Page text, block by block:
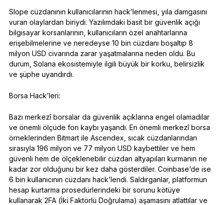
Slope cüzdanının kullanıcılarının hack’lenmesi, yıla damgasını
vuran olaylardan biriydi. Yazılımdaki basit bir güvenlik açığı
bilgisayar korsanlarının, kullanıcıların özel anahtarlarına
erişebilmelerine ve neredeyse 10 bin cüzdanı boşaltıp 8
milyon USD civarında zarar yaşatmalarına neden oldu. Bu
durum, Solana ekosistemiyle ilgili büyük bir korku, belirsizlik
ve şüphe uyandırdı.
Borsa Hack’leri:
Bazı merkezî borsalar da güvenlik açıklarına engel olamadılar
ve önemli ölçüde fon kaybı yaşandı. En önemli merkezî borsa
örneklerinden Bitmart ile Ascendex, sıcak cüzdanlarından
sırasıyla 196 milyon ve 77 milyon USD kaybettiler ve hem
güvenli hem de ölçeklenebilir cüzdan altyapıları kurmanın ne
kadar zor olduğunu bir kez daha gösterdiler. Coinbase’de ise
6 bin kullanıcının cüzdanı hack’lendi. Saldırganlar, platformun
hesap kurtarma prosedürlerindeki bir sorunu kötüye
kullanarak 2FA (İki Faktörlü Doğrulama) aşamasını atlattılar ve